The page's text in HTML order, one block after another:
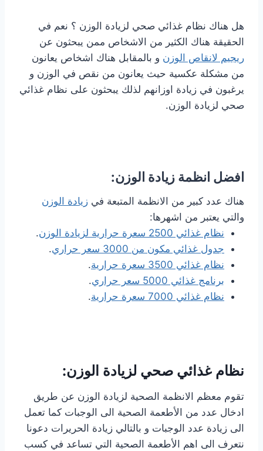
هل هناك نظام غذائي صحي لزيادة الوزن ؟ نعم في
الحقيقة هناك الكثير من الاشخاص ممن يبحثون عن
ريجيم لانقاص الوزن و بالمقابل هناك اشخاص يعانون
من مشكلة عكسية حيث يعانون من نقص في الوزن و
يرغبون في زيادة اوزانهم لذلك يبحثون على نظام غذائي
صحي لزيادة الوزن.
افضل انظمة زيادة الوزن:
هناك عدد كبير من الانظمة المتبعة في زيادة الوزن
والتي يعتبر من اشهرها:
نظام غذائي 2500 سعرة حرارية لزيادة الوزن
.
جدول غذائي مكون من 3000 سعر حراري
.
نظام غذائي 3500 سعرة حرارية
.
برنامج غذائي 5000 سعر حراري
.
نظام غذائي 7000 سعرة حرارية
.
نظام غذائي صحي لزيادة الوزن:
تقوم معظم الانظمة الصحية لزيادة الوزن عن طريق
ادخال عدد من الأطعمة الصحية الى الوجبات كما تعمل
الى زيادة عدد الوجبات و بالتالي زيادة الحريرات دعونا
نتعرف الى اهم الأطعمة الصحية التي تساعد في كسب